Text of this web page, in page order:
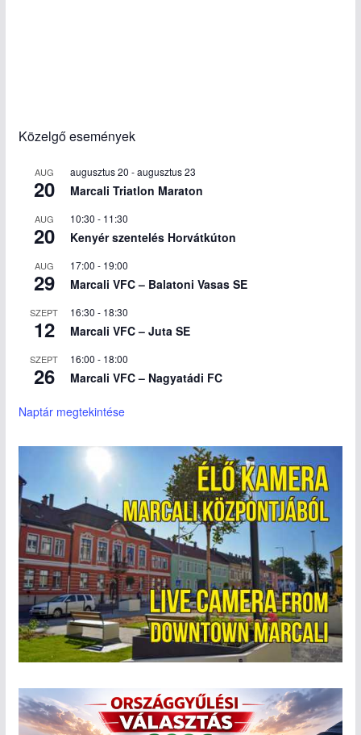
Közelgő események
AUG
20
augusztus 20 -augusztus 23
Marcali Triatlon Maraton
AUG
20
10:30 - 11:30
Kenyér szentelés Horvátkúton
AUG
29
17:00 - 19:00
Marcali VFC – Balatoni Vasas SE
SZEPT
12
16:30 - 18:30
Marcali VFC – Juta SE
SZEPT
26
16:00 - 18:00
Marcali VFC – Nagyatádi FC
Naptár megtekintése